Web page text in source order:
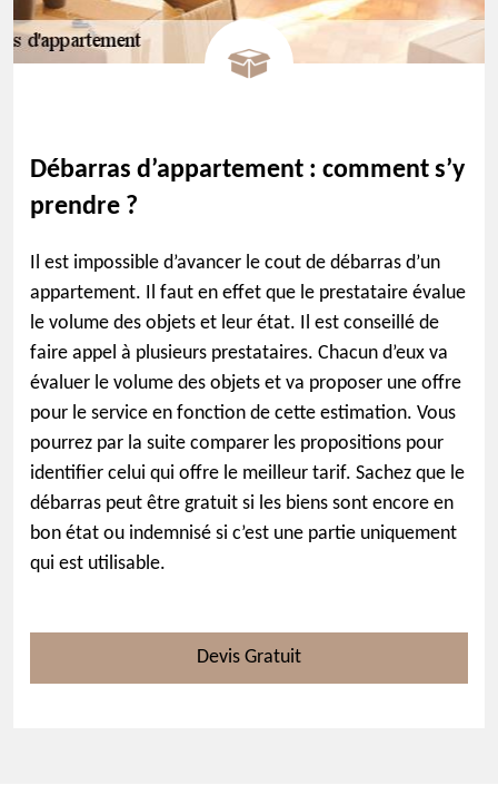
Débarras d’appartement : comment s’y
prendre ?
Il est impossible d’avancer le cout de débarras d’un
appartement. Il faut en effet que le prestataire évalue
le volume des objets et leur état. Il est conseillé de
faire appel à plusieurs prestataires. Chacun d’eux va
évaluer le volume des objets et va proposer une offre
pour le service en fonction de cette estimation. Vous
pourrez par la suite comparer les propositions pour
identifier celui qui offre le meilleur tarif. Sachez que le
débarras peut être gratuit si les biens sont encore en
bon état ou indemnisé si c’est une partie uniquement
qui est utilisable.
Devis Gratuit